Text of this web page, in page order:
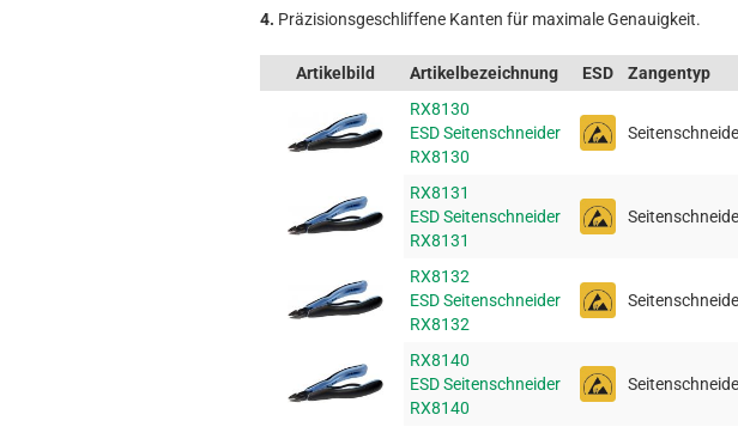
4. Präzisionsgeschliffene Kanten für maximale Genauigkeit.
Artikelbild Artikelbezeichnung ESD Zangentyp
RX8130
ESD Seitenschneider
RX8130
RX8131
ESD Seitenschneider
RX8131
RX8132
ESD Seitenschneider
RX8132
RX8140
ESD Seitenschneider
RX8140